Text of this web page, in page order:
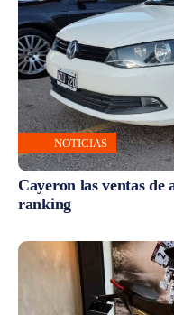
NOTICIAS
Cayeron las ventas de
ranking